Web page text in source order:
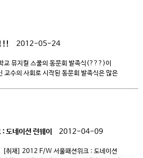
!! 2012-05-24
뮤지컬 스쿨의 동문회 발족식(???)이
교수의 사회로 시작된 동문회 발족식은 많은
, 유희성 스쿨 원장의 말씀으로 […]
네이션 런웨이 2012-04-09
재] 2012 F/W 서울패션위크 : 도네이션